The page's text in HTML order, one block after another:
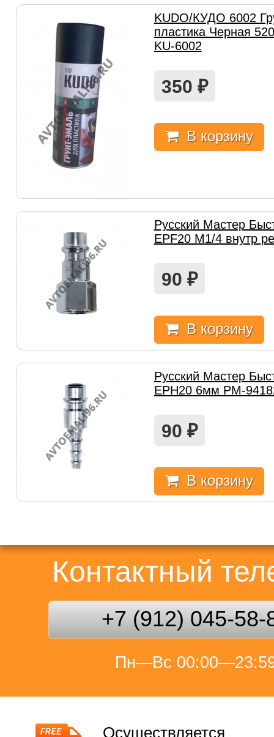
KUDO/КУДО 6002
пластика Черная
KU-6002
350 ₽
В корзину
Русский Мастер
EPF20 М1/4 внутр
90 ₽
В корзину
Русский Мастер
EPH20 6мм РМ-
90 ₽
В корзину
Контактный
+7 (912) 045-58-
Пн—Вс
Осуществляется